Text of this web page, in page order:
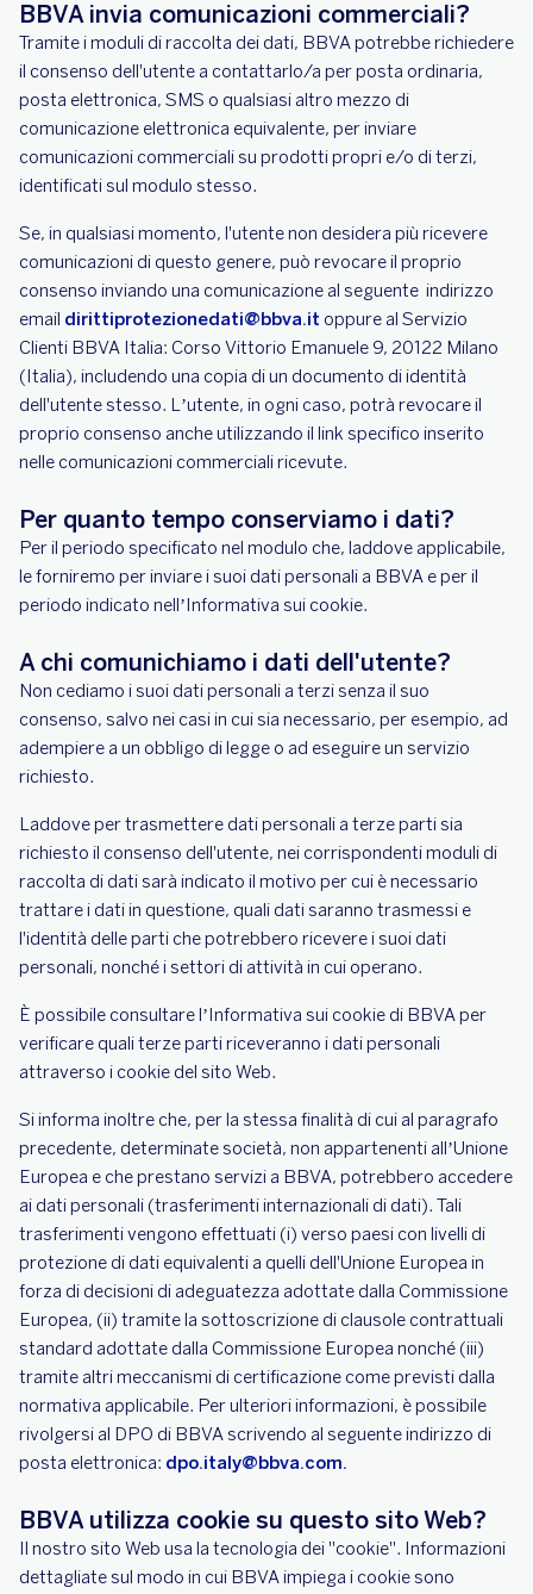
BBVA invia comunicazioni commerciali?
Tramite i moduli di raccolta dei dati, BBVA potrebbe richiedere
il consenso dell'utente a contattarlo/a per posta ordinaria,
posta elettronica, SMS o qualsiasi altro mezzo di
comunicazione elettronica equivalente, per inviare
comunicazioni commerciali su prodotti propri e/o di terzi,
identificati sul modulo stesso.
Se, in qualsiasi momento, l'utente non desidera più ricevere
comunicazioni di questo genere, può revocare il proprio
consenso inviando una comunicazione al seguente indirizzo
email dirittiprotezionedati@bbva.it oppure al Servizio
Clienti BBVA Italia: Corso Vittorio Emanuele 9, 20122 Milano
(Italia), includendo una copia di un documento di identità
dell'utente stesso. L’utente, in ogni caso, potrà revocare il
proprio consenso anche utilizzando il link specifico inserito
nelle comunicazioni commerciali ricevute.
Per quanto tempo conserviamo i dati?
Per il periodo specificato nel modulo che, laddove applicabile,
le forniremo per inviare i suoi dati personali a BBVA e per il
periodo indicato nell’Informativa sui cookie.
A chi comunichiamo i dati dell'utente?
Non cediamo i suoi dati personali a terzi senza il suo
consenso, salvo nei casi in cui sia necessario, per esempio, ad
adempiere a un obbligo di legge o ad eseguire un servizio
richiesto.
Laddove per trasmettere dati personali a terze parti sia
richiesto il consenso dell'utente, nei corrispondenti moduli di
raccolta di dati sarà indicato il motivo per cui è necessario
trattare i dati in questione, quali dati saranno trasmessi e
l'identità delle parti che potrebbero ricevere i suoi dati
personali, nonché i settori di attività in cui operano.
È possibile consultare l’Informativa sui cookie di BBVA per
verificare quali terze parti riceveranno i dati personali
attraverso i cookie del sito Web.
Si informa inoltre che, per la stessa finalità di cui al paragrafo
precedente, determinate società, non appartenenti all’Unione
Europea e che prestano servizi a BBVA, potrebbero accedere
ai dati personali (trasferimenti internazionali di dati). Tali
trasferimenti vengono effettuati (i) verso paesi con livelli di
protezione di dati equivalenti a quelli dell'Unione Europea in
forza di decisioni di adeguatezza adottate dalla Commissione
Europea, (ii) tramite la sottoscrizione di clausole contrattuali
standard adottate dalla Commissione Europea nonché (iii)
tramite altri meccanismi di certificazione come previsti dalla
normativa applicabile. Per ulteriori informazioni, è possibile
rivolgersi al DPO di BBVA scrivendo al seguente indirizzo di
posta elettronica: dpo.italy@bbva.com.
BBVA utilizza cookie su questo sito Web?
Il nostro sito Web usa la tecnologia dei "cookie". Informazioni
dettagliate sul modo in cui BBVA impiega i cookie sono